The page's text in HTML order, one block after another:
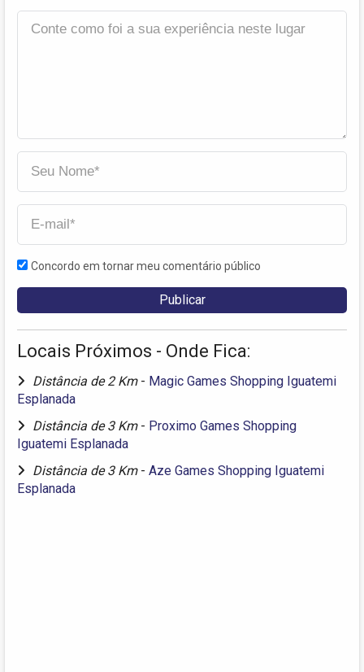
Concordo em tornar meu comentário público
Locais Próximos - Onde Fica:
Distância de 2 Km - Magic Games Shopping Iguatemi
Esplanada
Distância de 3 Km - Proximo Games Shopping
Iguatemi Esplanada
Distância de 3 Km - Aze Games Shopping Iguatemi
Esplanada